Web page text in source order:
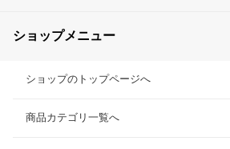
ショップメニュー
ショップのトップページへ
商品カテゴリ一覧へ